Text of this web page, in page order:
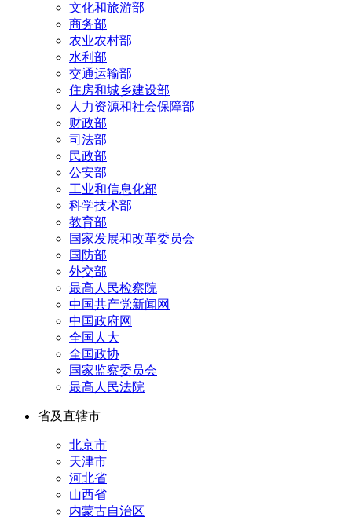
文化和旅游部
商务部
农业农村部
水利部
交通运输部
住房和城乡建设部
人力资源和社会保障部
财政部
司法部
民政部
公安部
工业和信息化部
科学技术部
教育部
国家发展和改革委员会
国防部
外交部
最高人民检察院
中国共产党新闻网
中国政府网
全国人大
全国政协
国家监察委员会
最高人民法院
省及直辖市
北京市
天津市
河北省
山西省
内蒙古自治区